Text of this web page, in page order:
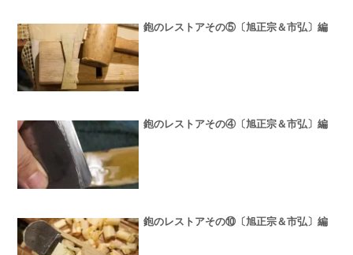
鉋のレストアその⑤〔旭正宗＆市弘〕編
鉋のレストアその④〔旭正宗＆市弘〕編
鉋のレストアその⑩〔旭正宗＆市弘〕編